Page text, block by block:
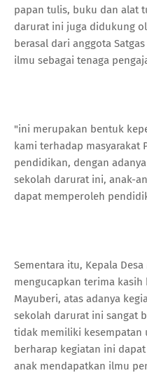
papan tulis, buku dan alat
darurat ini juga didukung
berasal dari anggota
ilmu sebagai tenaga
"ini merupakan bentuk
kami terhadap masyarakat
pendidikan, dengan
sekolah darurat ini, anak-
dapat memperoleh
Sementara itu, Kepala
mengucapkan terima kasih
Mayuberi, atas adanya
sekolah darurat ini sangat
tidak memiliki kesempatan
berharap kegiatan ini
anak mendapatkan ilmu